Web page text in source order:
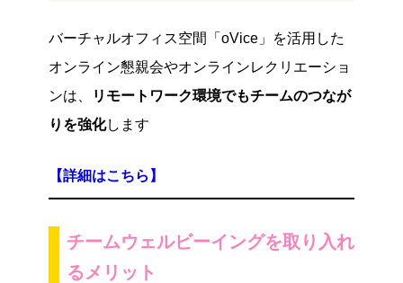
バーチャルオフィス空間「oVice」を活用した
オンライン懇親会やオンラインレクリエーショ
ンは、
リモートワーク環境でもチームのつなが
りを強化します
【詳細はこちら】
チームウェルビーイングを取り入れ
るメリット